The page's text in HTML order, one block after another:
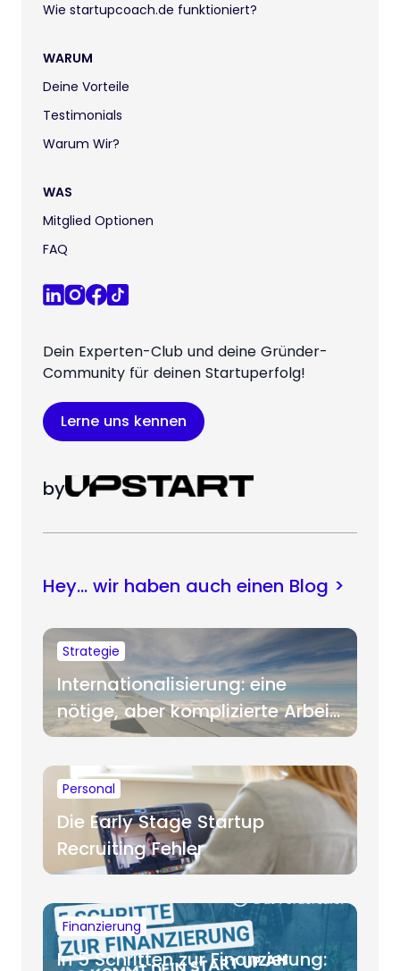
Wie startupcoach.de funktioniert?
WARUM
Deine Vorteile
Testimonials
Warum Wir?
WAS
Mitglied Optionen
FAQ
Dein Experten-Club und deine Gründer-
Community für deinen Startuperfolg!
Lerne uns kennen
by
Hey… wir haben auch einen Blog >
Strategie
Internationalisierung: eine
nötige, aber komplizierte Arbeit
für Startups
Personal
Die Early Stage Startup
Recruiting Fehler
Finanzierung
In 5 Schritten zur Finanzierung: